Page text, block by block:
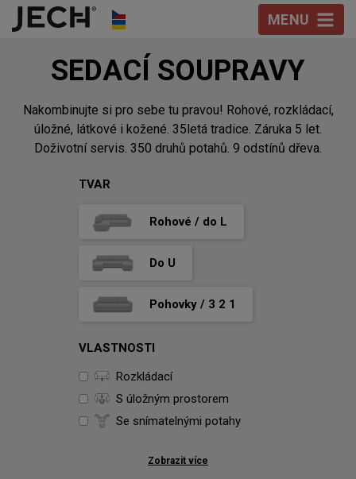
Přeskočit na obsah
MENU
SEDACÍ SOUPRAVY
Nakombinujte si pro sebe tu pravou! Rohové, rozkládací,
úložné, látkové i kožené. 35letá tradice. Záruka 5 let.
Doživotní servis. 350 druhů potahů. 9 odstínů dřeva.
TVAR
Rohové / do L
Do U
Pohovky / 3 2 1
VLASTNOSTI
Rozkládací
S úložným prostorem
Se snímatelnými potahy
Zobrazit více